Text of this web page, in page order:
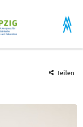
Teilen